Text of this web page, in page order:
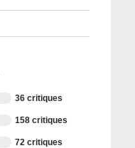
36 critiques
158 critiques
72 critiques